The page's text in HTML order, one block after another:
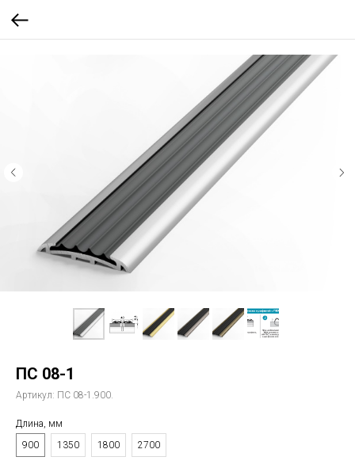
ПС 08-1
Артикул: ПС 08-1.900.
Длина, мм
900
1350 1800 2700